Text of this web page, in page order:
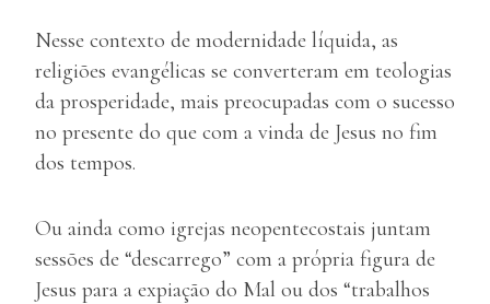
Nesse contexto de modernidade líquida, as
religiões evangélicas se converteram em teologias
da prosperidade, mais preocupadas com o sucesso
no presente do que com a vinda de Jesus no fim
dos tempos.
Ou ainda como igrejas neopentecostais juntam
sessões de “descarrego” com a própria figura de
Jesus para a expiação do Mal ou dos “trabalhos